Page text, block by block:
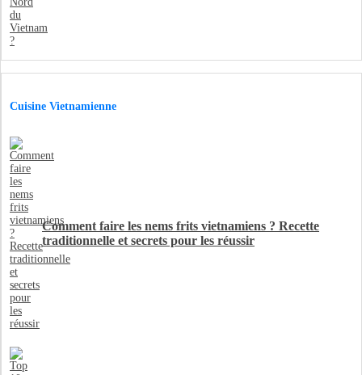
Cuisine Vietnamienne
Comment faire les nems frits vietnamiens ? Recette
traditionnelle et secrets pour les réussir